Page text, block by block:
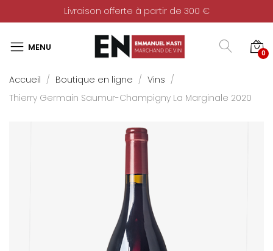
Livraison offerte à partir de 300 €
0
Accueil Boutique en ligne
Vins
Thierry Germain Saumur-Champigny La Marginale 2020